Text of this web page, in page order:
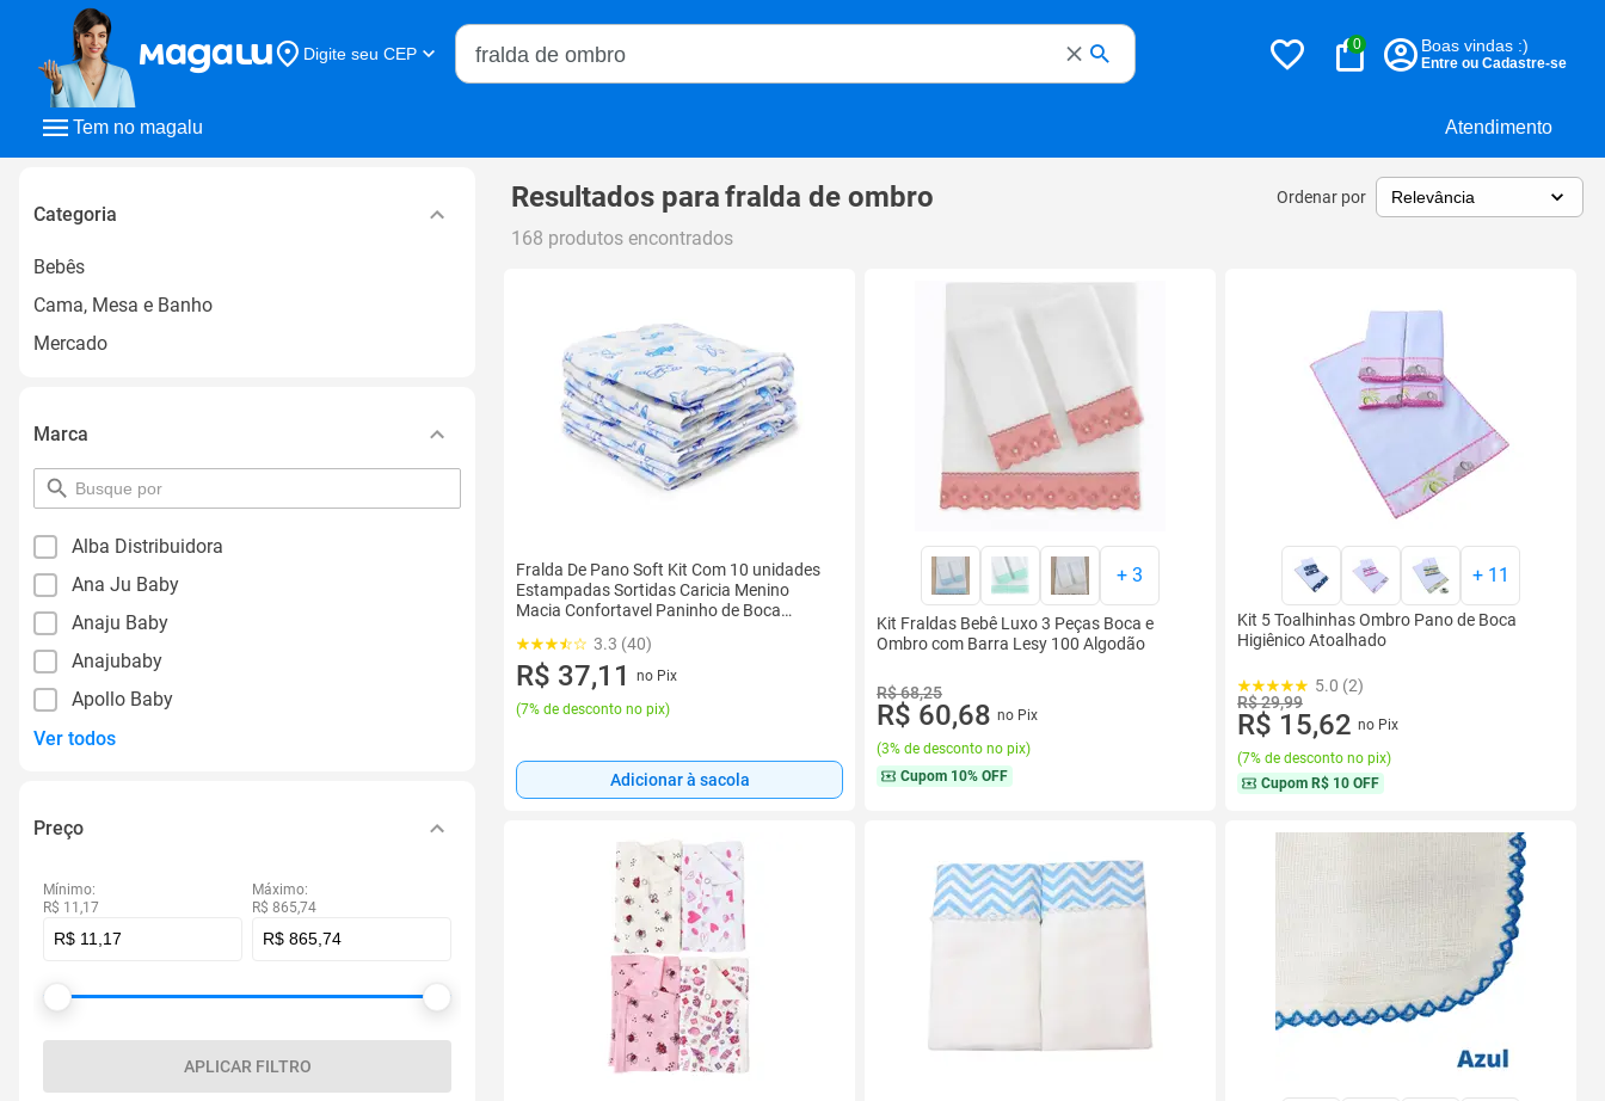
Tem no magalu Atendimento
Digite seu CEP
Buscar no Magalu
0 Boas vindas :)
Entre ou Cadastre-se
Categoria
Bebês
Cama, Mesa e Banho
Mercado
Marca
pesquisar
por
Alba Distribuidora
Ana Ju Baby
Anaju Baby
Anajubaby
Apollo Baby
Ver todos
Preço
Mínimo:
R$ 11,17
Máximo:
R$ 865,74
APLICAR FILTRO
Resultados parafralda de ombro Ordenar por
168 produtos encontrados
Fralda De Pano Soft Kit Com 10 unidades
Estampadas Sortidas Caricia Menino
Macia Confortavel Paninho de Boca
3.3 (40)
R$ 37,11
no Pix
(7% de desconto no pix)
Adicionar à sacola
+ 3
Kit Fraldas Bebê Luxo 3 Peças Boca e
Ombro com Barra Lesy 100 Algodão
R$ 68,25
R$ 60,68 no Pix
(3% de desconto no pix)
Cupom 10% OFF
+ 11
Kit 5 Toalhinhas Ombro Pano de Boca
Higiênico Atoalhado
5.0 (2)
R$ 29,99
R$ 15,62 no Pix
(7% de desconto no pix)
Cupom R$ 10 OFF